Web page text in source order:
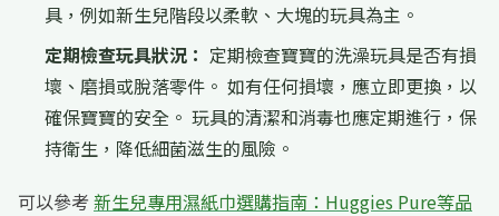
具，例如新生兒階段以柔軟、大塊的玩具為主。
定期檢查玩具狀況： 定期檢查寶寶的洗澡玩具是否有損
壞、磨損或脫落零件。 如有任何損壞，應立即更換，以
確保寶寶的安全。 玩具的清潔和消毒也應定期進行，保
持衛生，降低細菌滋生的風險。
可以參考新生兒專用濕紙巾選購指南：Huggies Pure等品